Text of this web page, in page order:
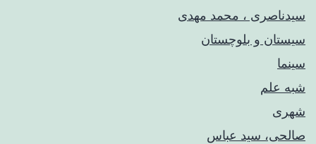
سیدناصری ، محمد مهدی
سیستان و بلوچستان
سینما
شبه علم
شهری
صالحی، سید عباس